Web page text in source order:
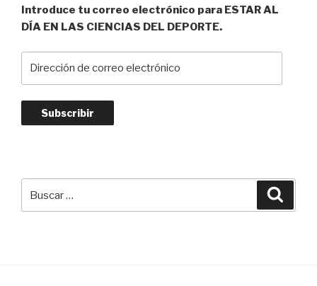
Introduce tu correo electrónico para ESTAR AL
DÍA EN LAS CIENCIAS DEL DEPORTE.
electrónico
Subscribir
por: